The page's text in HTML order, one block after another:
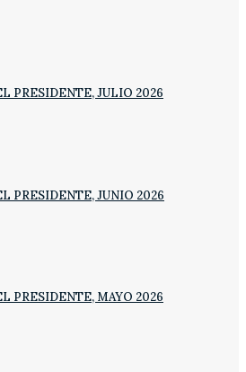
PRESIDENTE, JULIO 2026
PRESIDENTE, JUNIO 2026
PRESIDENTE, MAYO 2026